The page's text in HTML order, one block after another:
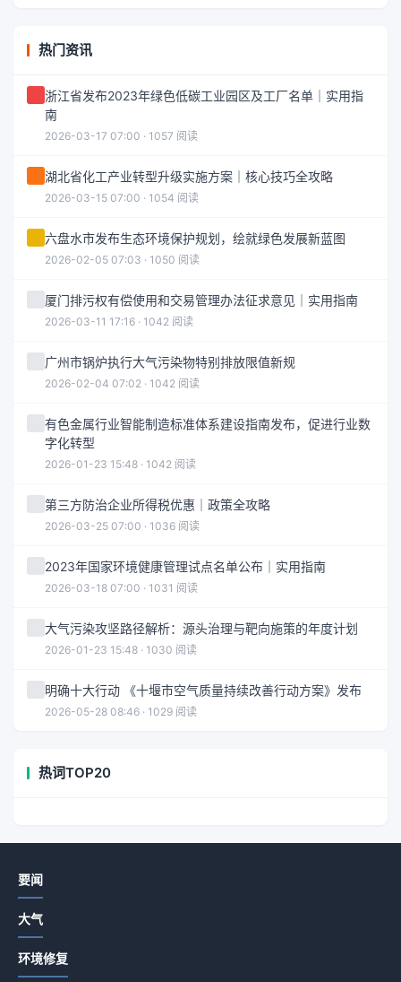
热门资讯
浙江省发布2023年绿色低碳工业园区及工厂名单｜实用指
南
2026-03-17 07:00 · 1057 阅读
湖北省化工产业转型升级实施方案｜核心技巧全攻略
2026-03-15 07:00 · 1054 阅读
六盘水市发布生态环境保护规划，绘就绿色发展新蓝图
2026-02-05 07:03 · 1050 阅读
厦门排污权有偿使用和交易管理办法征求意见｜实用指南
2026-03-11 17:16 · 1042 阅读
广州市锅炉执行大气污染物特别排放限值新规
2026-02-04 07:02 · 1042 阅读
有色金属行业智能制造标准体系建设指南发布，促进行业数
字化转型
2026-01-23 15:48 · 1042 阅读
第三方防治企业所得税优惠｜政策全攻略
2026-03-25 07:00 · 1036 阅读
2023年国家环境健康管理试点名单公布｜实用指南
2026-03-18 07:00 · 1031 阅读
大气污染攻坚路径解析：源头治理与靶向施策的年度计划
2026-01-23 15:48 · 1030 阅读
明确十大行动 《十堰市空气质量持续改善行动方案》发布
2026-05-28 08:46 · 1029 阅读
热词TOP20
要闻
大气
环境修复